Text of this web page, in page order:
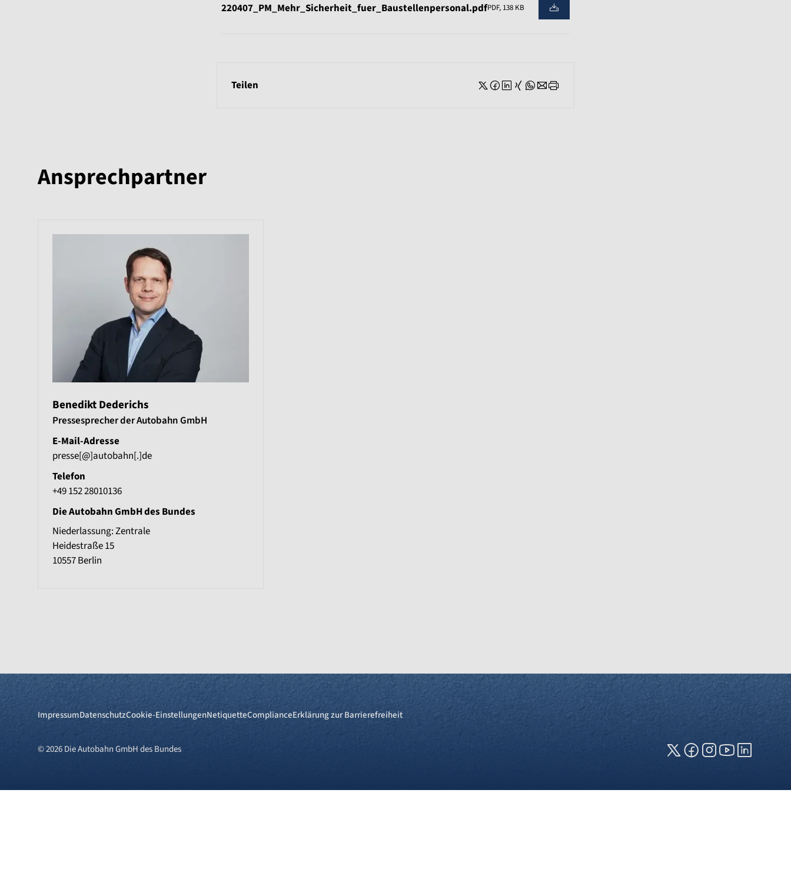
220407_PM_Mehr_Sicherheit_fuer_Baustellenpersonal.pdfPDF, 138 KB
Teilen
Ansprechpartner
Benedikt Dederichs
Pressesprecher der Autobahn GmbH
E-Mail-Adresse
presse[@]autobahn[.]de
Telefon
+49 152 28010136
Die Autobahn GmbH des Bundes
Niederlassung: Zentrale
Heidestraße 15
10557Berlin
ImpressumDatenschutzCookie-EinstellungenNetiquetteComplianceErklärung zur Barrierefreiheit
© 2026 Die Autobahn GmbH des Bundes